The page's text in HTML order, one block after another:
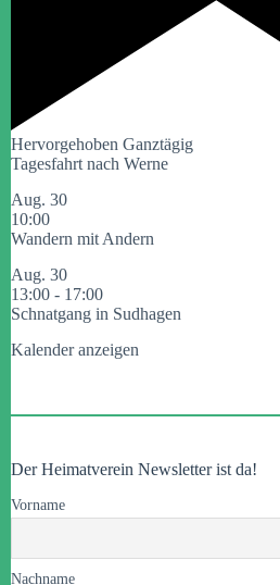
Hervorgehoben Ganztägig
Tagesfahrt nach Werne
Aug. 30
10:00
Wandern mit Andern
Aug. 30
13:00 - 17:00
Schnatgang in Sudhagen
Kalender anzeigen
Der Heimatverein Newsletter ist da!
Vorname
Nachname